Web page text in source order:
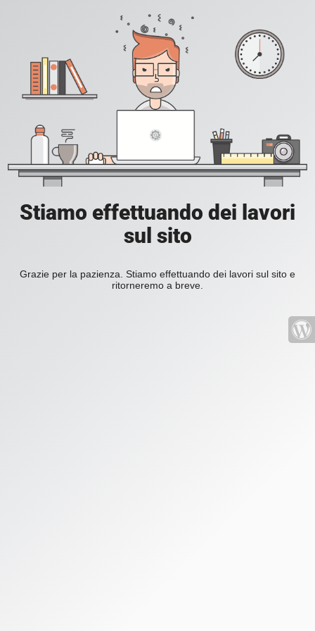
Stiamo effettuando dei lavori
sul sito
Grazie per la pazienza. Stiamo effettuando dei lavori sul sito e
ritorneremo a breve.